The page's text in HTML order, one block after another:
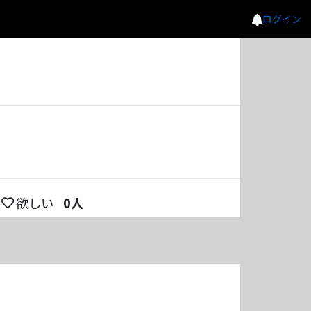
ログイン
欲しい 0人